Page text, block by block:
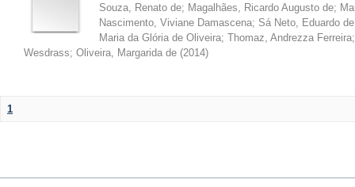
Souza, Renato de; Magalhães, Ricardo Augusto de;
Nascimento, Viviane Damascena; Sá Neto, Eduardo de
Maria da Glória de Oliveira; Thomaz, Andrezza Ferreira
Wesdrass; Oliveira, Margarida de (2014)
1